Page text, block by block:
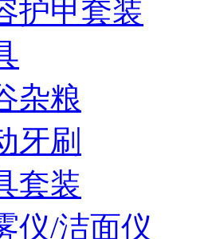
护甲套装
杂粮
牙刷
套装
仪/洁面仪